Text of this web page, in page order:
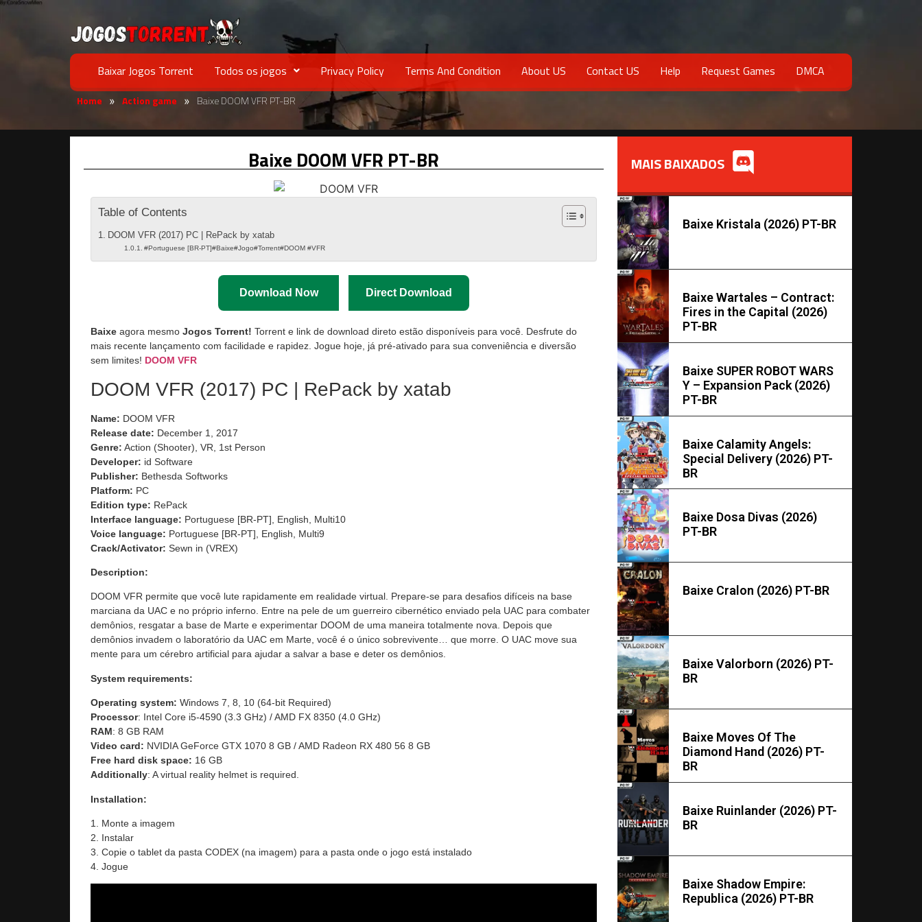
Baixar Jogos Torrent Todos os jogos Privacy Policy Terms And Condition About US Contact US Help Request Games DMCA
Home » Action game » Baixe DOOM VFR PT-BR
Baixe DOOM VFR PT-BR
Table of Contents
DOOM VFR (2017) PC | RePack by xatab
#Portuguese [BR-PT]#Baixe#Jogo#Torrent#DOOM #VFR
Download Now Direct Download
Baixe agora mesmo Jogos Torrent! Torrent e link de download direto estão disponíveis para você. Desfrute do
mais recente lançamento com facilidade e rapidez. Jogue hoje, já pré-ativado para sua conveniência e diversão
sem limites! DOOM VFR
DOOM VFR (2017) PC | RePack by xatab
Name: DOOM VFR
Release date: December 1, 2017
Genre: Action (Shooter), VR, 1st Person
Developer: id Software
Publisher: Bethesda Softworks
Platform: PC
Edition type: RePack
Interface language: Portuguese [BR-PT], English, Multi10
Voice language: Portuguese [BR-PT], English, Multi9
Crack/Activator: Sewn in (VREX)
Description:
DOOM VFR permite que você lute rapidamente em realidade virtual. Prepare-se para desafios difíceis na base
marciana da UAC e no próprio inferno. Entre na pele de um guerreiro cibernético enviado pela UAC para combater
demônios, resgatar a base de Marte e experimentar DOOM de uma maneira totalmente nova. Depois que
demônios invadem o laboratório da UAC em Marte, você é o único sobrevivente… que morre. O UAC move sua
mente para um cérebro artificial para ajudar a salvar a base e deter os demônios.
System requirements:
Operating system: Windows 7, 8, 10 (64-bit Required)
Processor: Intel Core i5-4590 (3.3 GHz) / AMD FX 8350 (4.0 GHz)
RAM: 8 GB RAM
Video card: NVIDIA GeForce GTX 1070 8 GB / AMD Radeon RX 480 56 8 GB
Free hard disk space: 16 GB
Additionally: A virtual reality helmet is required.
Installation:
1. Monte a imagem
2. Instalar
3. Copie o tablet da pasta CODEX (na imagem) para a pasta onde o jogo está instalado
4. Jogue
MAIS BAIXADOS
Baixe Kristala (2026) PT-BR
Baixe Wartales – Contract:
Fires in the Capital (2026)
PT-BR
Baixe SUPER ROBOT WARS
Y – Expansion Pack (2026)
PT-BR
Baixe Calamity Angels:
Special Delivery (2026) PT-
BR
Baixe Dosa Divas (2026)
PT-BR
Baixe Cralon (2026) PT-BR
Baixe Valorborn (2026) PT-
BR
Baixe Moves Of The
Diamond Hand (2026) PT-
BR
Baixe Ruinlander (2026) PT-
BR
Baixe Shadow Empire:
Republica (2026) PT-BR